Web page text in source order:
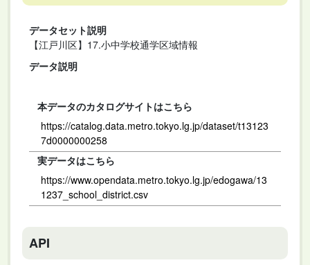
データセット説明
【江戸川区】17.小中学校通学区域情報
データ説明
本データのカタログサイトはこちら
https://catalog.data.metro.tokyo.lg.jp/dataset/t13123
7d0000000258
実データはこちら
https://www.opendata.metro.tokyo.lg.jp/edogawa/13
1237_school_district.csv
API